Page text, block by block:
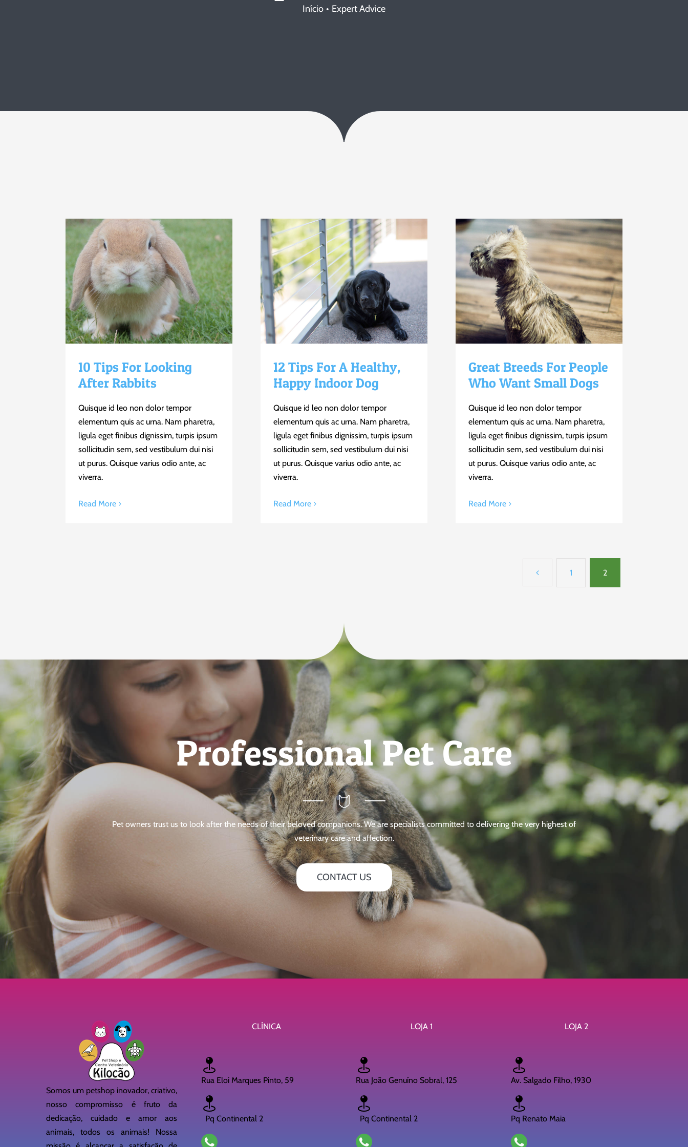
Início Expert Advice
10 Tips For Looking
After Rabbits
Quisque id leo non dolor tempor
elementum quis ac urna. Nam pharetra,
ligula eget finibus dignissim, turpis ipsum
sollicitudin sem, sed vestibulum dui nisi
ut purus. Quisque varius odio ante, ac
viverra.
Read More
12 Tips For A Healthy,
Happy Indoor Dog
Quisque id leo non dolor tempor
elementum quis ac urna. Nam pharetra,
ligula eget finibus dignissim, turpis ipsum
sollicitudin sem, sed vestibulum dui nisi
ut purus. Quisque varius odio ante, ac
viverra.
Read More
Great Breeds For People
Who Want Small Dogs
Quisque id leo non dolor tempor
elementum quis ac urna. Nam pharetra,
ligula eget finibus dignissim, turpis ipsum
sollicitudin sem, sed vestibulum dui nisi
ut purus. Quisque varius odio ante, ac
viverra.
Read More
1 2
Professional Pet Care
Pet owners trust us to look after the needs of their beloved companions. We are specialists committed to delivering the very highest of
veterinary care and affection.
CONTACT US
Somos um petshop inovador, criativo,
nosso compromisso é fruto da
dedicação, cuidado e amor aos
animais, todos os animais! Nossa
CLÍNICA
Rua Eloi Marques Pinto, 59
Pq Continental 2
LOJA 1
Rua João Genuíno Sobral, 125
Pq Continental 2
LOJA 2
Av. Salgado Filho, 1930
Pq Renato Maia